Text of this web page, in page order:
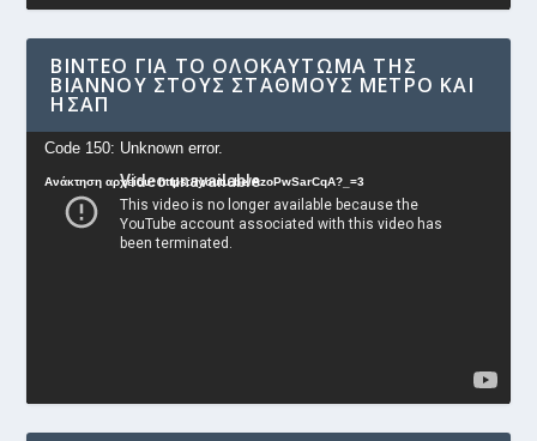
ΒΊΝΤΕΟ ΓΙΑ ΤΟ ΟΛΟΚΑΎΤΩΜΑ ΤΗΣ
ΒΙΆΝΝΟΥ ΣΤΟΥΣ ΣΤΑΘΜΟΎΣ ΜΕΤΡΟ ΚΑΙ
ΗΣΑΠ
Πρόγραμμα
Αναπαραγωγής
Βίντεο
Code 150: Unknown error.
Ανάκτηση αρχείου: https://youtu.be/AzoPwSarCqA?_=3